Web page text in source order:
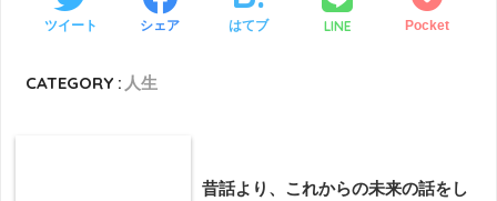
ツイート シェア はてブ LINE Pocket
CATEGORY : 人生
昔話より、これからの未来の話をし